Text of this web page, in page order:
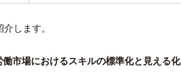
します。
市場におけるスキルの標準化と見える化